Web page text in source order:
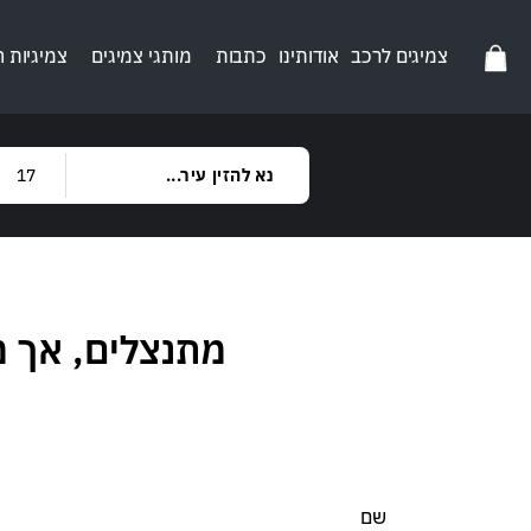
צמיגים לרכב אודותינו כתבות מותגי צמיגים
מתנצלים, אך
שם